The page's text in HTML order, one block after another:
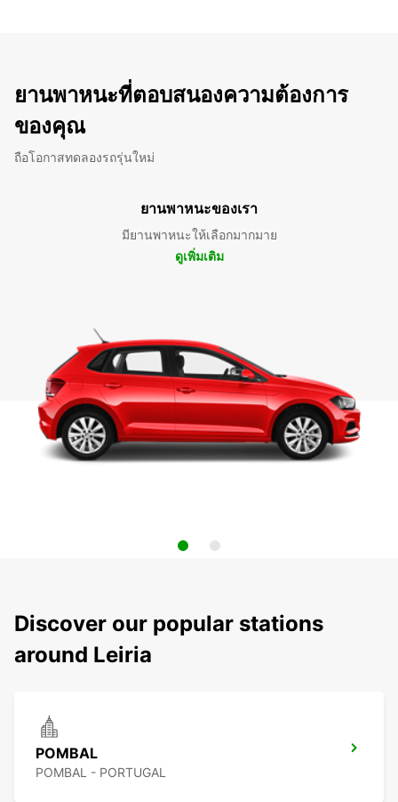
ยานพาหนะที่ตอบสนองความต้องการ
ของคุณ
ถือโอกาสทดลองรถรุ่นใหม่
ยานพาหนะของเรา
มียานพาหนะให้เลือกมากมาย
ดูเพิ่มเติม
Discover our popular stations
around Leiria
POMBAL
POMBAL - PORTUGAL